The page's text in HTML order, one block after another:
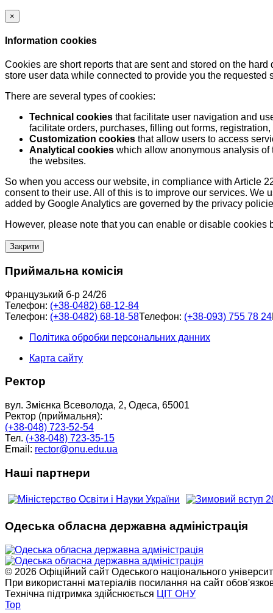
×
Information cookies
Cookies are short reports that are sent and stored on the
store user data while connected to provide you the
There are several types of cookies:
Technical cookies that facilitate user navigation and
facilitate orders, purchases, filling out forms,
Customization cookies that allow users to access
Analytical cookies which allow anonymous analysis
the websites.
So when you access our website, in compliance with Article
consent to their use. All of this is to improve our services.
added by Google Analytics are governed by the privacy
However, please note that you can enable or disable cookies
Закрити
Приймальна комісія
Французький б-р 24/26
Телефон: (+38-0482) 68-12-84
Телефон: (+38-0482) 68-18-58Телефон: (+38-093) 755 78 24
Політика обробки персональних данних
Карта сайту
Ректор
вул. Змієнка Всеволода, 2, Одеса, 65001
Ректор (приймальня):
(+38-048) 723-52-54
Тел. (+38-048) 723-35-15
Email: rector@onu.edu.ua
Наші партнери
Одеська обласна державна адміністрація
© 2026 Офіційний сайт Одеського національного
При використанні матеріалів посилання на сайт
Технічна підтримка здійснюється ЦІТ ОНУ
Top